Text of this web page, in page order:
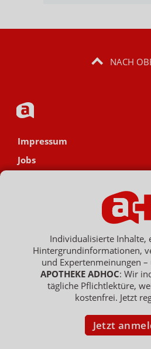
NACH
Impressum
Jobs
Hinweisgebersystem
Vertrag widerrufen
Copyright © 2007 - 2026 , APOTHEKE
Geschäftsführer: Patrick Hollstein, Thomas
Charlottenburg / HRB 204 379 B
Individualisierte Inhalte,
Hintergrundinformationen,
und Expertenmeinungen –
APOTHEKE ADHOC: Wir
tägliche Pflichtlektüre,
kostenfrei. Jetzt
Jetzt